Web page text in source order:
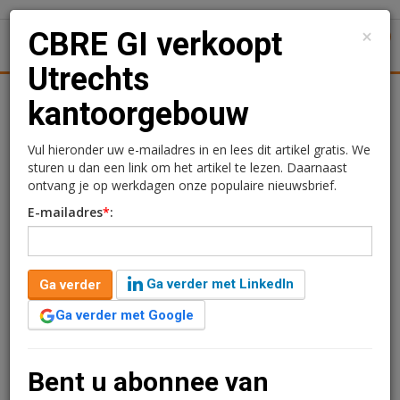
Transacties
CBRE GI verkoopt
Utrechts kantoorgebouw
Namens het CBRE Dutch Office Fund, heeft CBRE Global
Investors het kantoorgebouw Hojel City Center 1 in
Utrecht verkocht. De koper is SRLEV N.V. die al voor
×
CBRE GI verkoopt
Utrechts
kantoorgebouw
Vul hieronder uw e-mailadres in en lees dit artikel gratis. We
sturen u dan een link om het artikel te lezen. Daarnaast
ontvang je op werkdagen onze populaire nieuwsbrief.
E-mailadres*:
Ga verder
Ga verder met LinkedIn
Ga verder met Google
Bent u abonnee van